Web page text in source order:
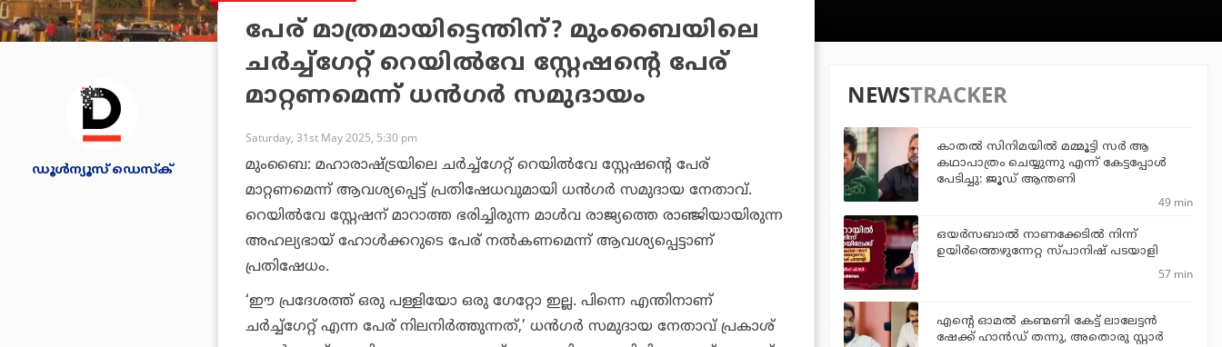
ഡൂള്‍ന്യൂസ് ഡെസ്‌ക്
പേര് മാത്രമായിട്ടെന്തിന്? മുംബൈയിലെ
ചര്‍ച്ച്‌ഗേറ്റ് റെയില്‍വേ സ്റ്റേഷന്റെ പേര്
മാറ്റണമെന്ന് ധന്‍ഗര്‍ സമുദായം
Saturday, 31st May 2025, 5:30 pm
മുംബൈ: മഹാരാഷ്ട്രയിലെ ചര്‍ച്ച്‌ഗേറ്റ് റെയില്‍വേ സ്റ്റേഷന്റെ പേര്
മാറ്റണമെന്ന് ആവശ്യപ്പെട്ട് പ്രതിഷേധവുമായി ധന്‍ഗര്‍ സമുദായ നേതാവ്.
റെയില്‍വേ സ്റ്റേഷന് മാറാത്ത ഭരിച്ചിരുന്ന മാള്‍വ രാജ്യത്തെ രാഞ്ജിയായിരുന്ന
അഹല്യഭായ് ഹോള്‍ക്കറുടെ പേര് നല്‍കണമെന്ന് ആവശ്യപ്പെട്ടാണ്
പ്രതിഷേധം.
‘ഈ പ്രദേശത്ത് ഒരു പള്ളിയോ ഒരു ഗേറ്റോ ഇല്ല. പിന്നെ എന്തിനാണ്
ചര്‍ച്ച്‌ഗേറ്റ് എന്ന പേര് നിലനിര്‍ത്തുന്നത്,’ ധന്‍ഗര്‍ സമുദായ നേതാവ് പ്രകാശ്
NEWSTRACKER
കാതൽ സിനിമയിൽ മമ്മൂട്ടി സർ ആ
കഥാപാത്രം ചെയ്യുന്നു എന്ന് കേട്ടപ്പോൾ
പേടിച്ചു: ജൂഡ് ആന്തണി
49 min
ഒയര്‍സബാൽ നാണക്കേടിൽ നിന്ന്
ഉയിർത്തെഴുന്നേറ്റ സ്പാനിഷ് പടയാളി
57 min
എന്റെ ഓമൽ കണ്മണി കേട്ട് ലാലേട്ടൻ
ഷേക്ക് ഹാൻഡ് തന്നു, അതൊരു സ്റ്റാർ